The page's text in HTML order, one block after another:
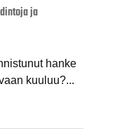
ja
hanke
kuuluu?...